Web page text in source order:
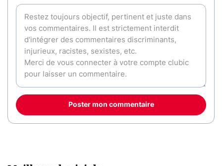
Poster mon commentaire